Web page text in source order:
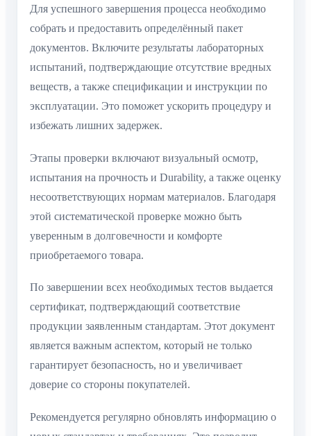
Для успешного завершения процесса необходимо
собрать и предоставить определённый пакет
документов. Включите результаты лабораторных
испытаний, подтверждающие отсутствие вредных
веществ, а также спецификации и инструкции по
эксплуатации. Это поможет ускорить процедуру и
избежать лишних задержек.
Этапы проверки включают визуальный осмотр,
испытания на прочность и Durability, а также оценку
несоответствующих нормам материалов. Благодаря
этой систематической проверке можно быть
уверенным в долговечности и комфорте
приобретаемого товара.
По завершении всех необходимых тестов выдается
сертификат, подтверждающий соответствие
продукции заявленным стандартам. Этот документ
является важным аспектом, который не только
гарантирует безопасность, но и увеличивает
доверие со стороны покупателей.
Рекомендуется регулярно обновлять информацию о